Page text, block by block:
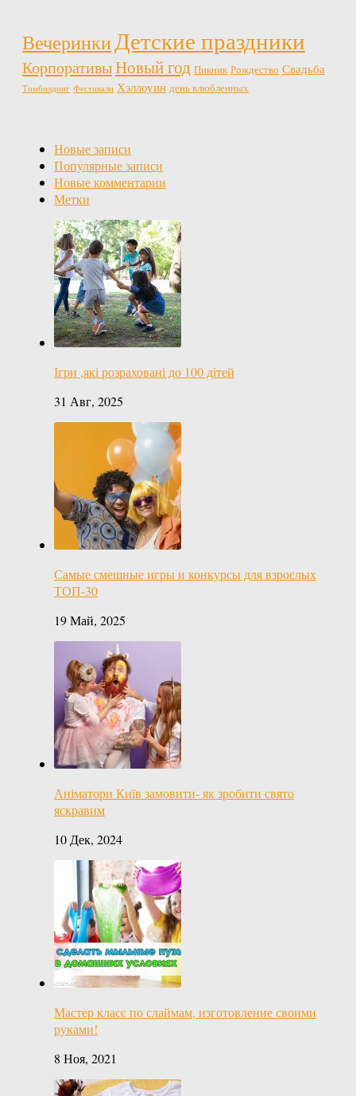
ВечеринкиДетские праздники
КорпоративыНовый год Пикник Рождество Свадьба
Тимбилдинг Фестивали Хэллоуин день влюбленных
Новые записи
Популярные записи
Новые комментарии
Метки
Ігри ,які розраховані до 100 дітей
31 Авг, 2025
Самые смешные игры и конкурсы для взрослых
ТОП-30
19 Май, 2025
Аніматори Київ замовити- як зробити свято
яскравим
10 Дек, 2024
Мастер класс по слаймам, изготовление своими
руками!
8 Ноя, 2021